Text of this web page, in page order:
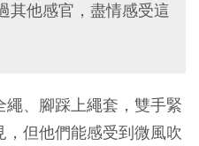
其他感官，盡情感受這
、腳踩上繩套，雙手緊
但他們能感受到微風吹